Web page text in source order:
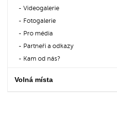
Videogalerie
Fotogalerie
Pro média
Partneři a odkazy
Kam od nás?
Volná místa